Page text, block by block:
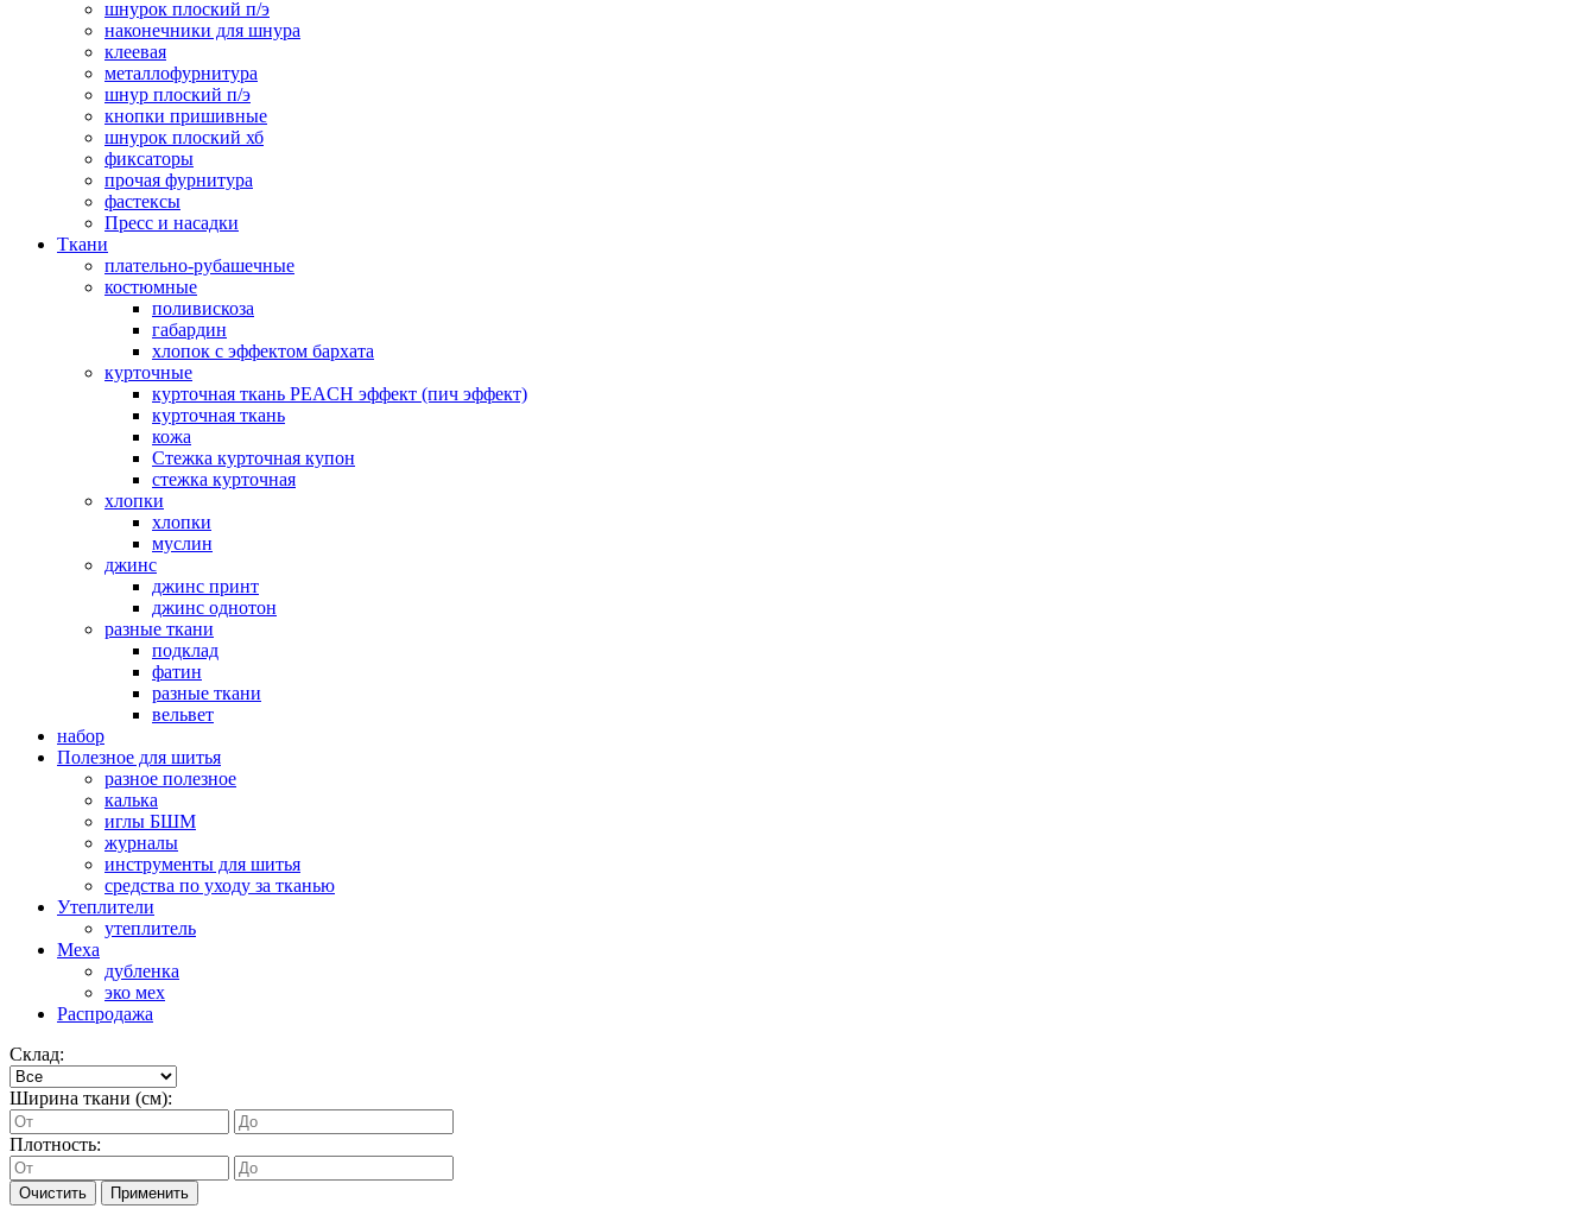
шнурок плоский п/э
наконечники для шнура
клеевая
металлофурнитура
шнур плоский п/э
кнопки пришивные
шнурок плоский хб
фиксаторы
прочая фурнитура
фастексы
Пресс и насадки
Ткани
плательно-рубашечные
костюмные
поливискоза
габардин
хлопок с эффектом бархата
курточные
курточная ткань PEACH эффект (пич эффект)
курточная ткань
кожа
Стежка курточная купон
стежка курточная
хлопки
хлопки
муслин
джинс
джинс принт
джинс однотон
разные ткани
подклад
фатин
разные ткани
вельвет
набор
Полезное для шитья
разное полезное
калька
иглы БШМ
журналы
инструменты для шитья
средства по уходу за тканью
Утеплители
утеплитель
Меха
дубленка
эко мех
Распродажа
Склад:
Ширина ткани (см):
Плотность:
Очистить Применить